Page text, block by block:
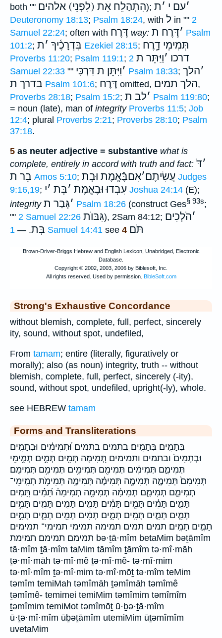
both "" הִתְהַלֵח אֵת (לִפְנֵי) אלהים); ׳עם י ׳ת
Deuteronomy 18:13; Psalm 18:24, with ל in "" 2
Samuel 22:24; often with דֶּרֶח way: ׳דֶּרֶח ת
Psalm
101:2; בִּדְרָכֶ֫יךָ ׳ת Ezekiel 28:15; תְּמִימֵי דָ֑רֶח
Proverbs 11:20; Psalm 119:1; דרכו ׳וַיַּתֵּר ת 2
Samuel 22:33 "" ׳וַיִּתֵּן ת דַּרְכִּי Psalm 18:33; ׳הלך
בדרך ת Psalm 101:6; דֶּרֶח omitted, הלך תמים,
Proverbs 28:18; Psalm 15:2; ׳לב ת Psalm 119:80;
= noun (late), man of integrity Proverbs 11:5; Job
12:4; plural Proverbs 2:21; Proverbs 28:10; Psalm
37:18.
5 as neuter adjective = substantive what is
complete, entirely in accord with truth and fact:
׳דֹּ
בֵר ת Amos 5:10; עֲשִׂיתֶם׳אִםבֶּֿאֱמֶת וּבְת
Judges
9:16,19; עִבְדוּ וּבֶאֱמֶת ׳בְּת ׳י Joshua 24:14 (E);
integrity
׳גְּבַר ת Psalm 18:26 (construct Ges§ 93s;
"" 2 Samuel 22:26 גִּבּוֺת ), 2Sam 84:12; ׳הֹלְכִים
בְּת. — 1 Samuel 14:41 see תֹּם 4
Strong's Exhaustive Concordance
without blemish, complete, full, perfect, sincerely
ity, sound, without spot, undefiled,
From tamam; entire (literally, figuratively or
morally); also (as noun) integrity, truth -- without
blemish, complete, full, perfect, sincerely (-ity),
sound, without spot, undefiled, upright(-ly), whole.
see HEBREW tamam
Forms and Transliterations
בְּתָמִ֣ים בְּתָמִֽים׃ בתמים בתמים׃ וּ֝תְמִימִ֗ים וּבְתָמִ֧ים
וּבְתָמִים֙ ובתמים ותמימים תְּ֭מִימָה תְּמִ֖ים תְּמִ֣ים תְּמִ֣ימֵי
תְּמִימִ֑ם תְּמִימִ֔ים תְּמִימִ֖ם תְּמִימִ֥ים תְּמִימִ֥ם תְּמִימִֽם׃
תְּמִימִם֙ תְּמִימָ֑ה תְּמִימָ֖ה תְּמִימָ֗ה תְּמִימָ֣ה תְּמִימֹ֥ת תְמִֽימֵי־
תְמִימִ֑ם תְמִימִ֛ם תְמִימָ֔ה תְמִימָ֖ה תְמִימָה֒ תָּ֝מִ֗ים תָּ֭מִים
תָּמִ֑ים תָּמִ֔ים תָּמִ֖ים תָּמִ֗ים תָּמִ֛ים תָּמִ֣ים תָּמִ֤ים תָּמִ֥ים
תָּמִ֧ים תָּמִ֪ים תָּמִֽים׃ תָמִ֑ים תָמִ֔ים תָמִ֖ים תָמִ֛ים תָמִ֣ים
תָמִ֤ים תָמִֽים׃ תמים תמים׃ תמימה תמימי תמימי־ תמימים
תמימם תמימם׃ תמימת bə·ṯā·mîm betaMim bəṯāmîm
tā·mîm ṯā·mîm taMim tāmîm ṯāmîm tə·mî·māh
ṯə·mî·māh tə·mî·mê ṯə·mî·mê- tə·mî·mim
tə·mî·mîm ṯə·mî·mim tə·mî·mōṯ tə·mîm teMim
təmîm temiMah təmîmāh ṯəmîmāh təmîmê
ṯəmîmê- temimei temiMim təmîmim təmîmîm
ṯəmîmim temiMot təmîmōṯ ū·ḇə·ṯā·mîm
ū·ṯə·mî·mîm ūḇəṯāmîm utemiMim ūṯəmîmîm
uvetaMim